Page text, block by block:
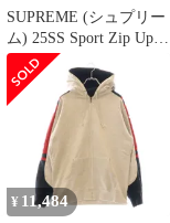
SUPREME (シュプリー
ム) 25SS Sport Zip Up
Hooded Sweater ナンバ
リング ジップアップジ
ャケット ニット フーデ
ィ ホワイト
¥ 11,484